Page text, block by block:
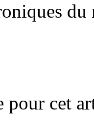
du
pour cet